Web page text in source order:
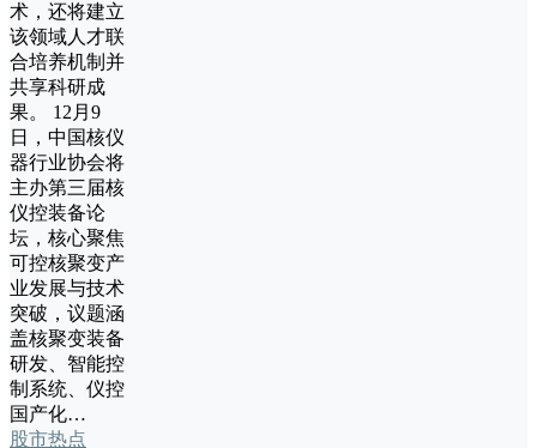
术，还将建立
该领域人才联
合培养机制并
共享科研成
果。 12月9
日，中国核仪
器行业协会将
主办第三届核
仪控装备论
坛，核心聚焦
可控核聚变产
业发展与技术
突破，议题涵
盖核聚变装备
研发、智能控
制系统、仪控
国产化…
股市热点